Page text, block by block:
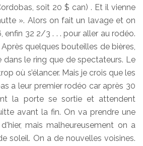
soit 20 $ can) . Et il vienne
». Alors on fait un lavage et on
enfin 32 2/3 . . . pour aller au rodéo.
quelques bouteilles de bières,
le ring que de spectateurs. Le
où s’élancer. Mais je crois que les
a leur premier rodéo car après 30
la porte se sortie et attendent
avant la fin. On va prendre une
mais malheureusement on a
soleil. On a de nouvelles voisines.